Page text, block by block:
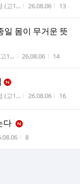
(고1... 작성시간
26.08.06 조회수
13
일 몸이 무거운 뜻
1... 작성시간
26.08.06 조회수
14
(고1... 작성시간
26.08.06 조회수
16
시간 조회수
8